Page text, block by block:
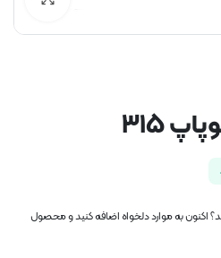
315
اکنون به موارد دلخواه اضافه کنید و محصول